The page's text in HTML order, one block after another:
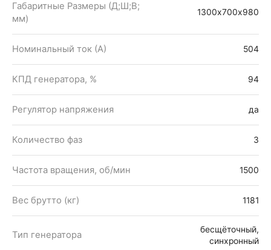
Габаритные Размеры (Д;Ш;В;
мм)
1300х700х980
Номинальный ток (А) 504
КПД генератора, % 94
Регулятор напряжения да
Количество фаз 3
Частота вращения, об/мин 1500
Вес брутто (кг) 1181
Тип генератора
бесщёточный,
синхронный